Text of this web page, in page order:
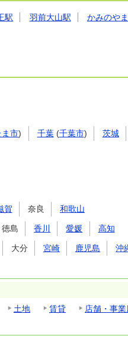
駅 羽前大山駅
かみのや
ま市) 千葉(千葉市)
茨城
賀 奈良 和歌山
徳島 香川 愛媛 高知
大分 宮崎 鹿児島 沖
土地 賃貸
店舗・事業